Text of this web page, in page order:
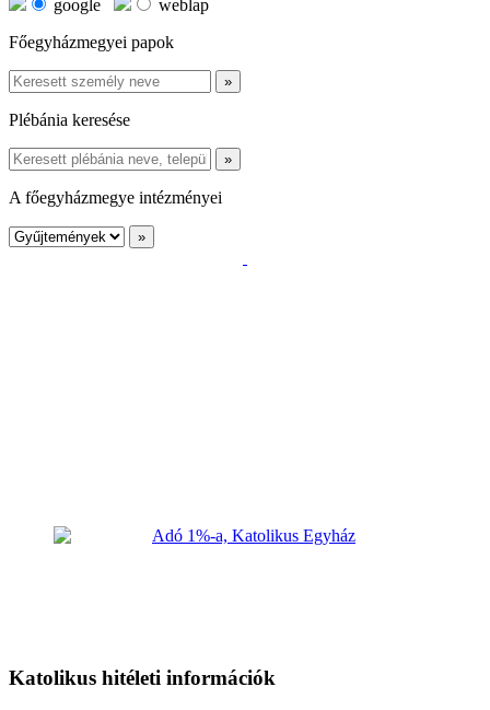
google
weblap
Főegyházmegyei papok
Plébánia keresése
A főegyházmegye intézményei
Katolikus hitéleti információk